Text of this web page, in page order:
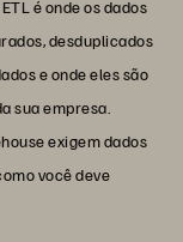
é onde os dados
desduplicados
e onde eles são
sua empresa.
exigem dados
você deve